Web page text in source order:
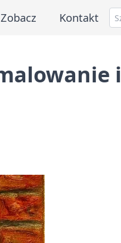
Zobacz Kontakt
i